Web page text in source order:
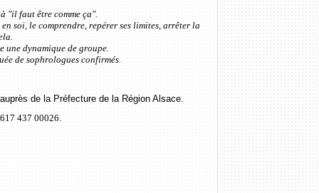
"il faut être comme ça".
soi, le comprendre, repérer ses limites, arrêter la
une dynamique de groupe.
de sophrologues confirmés.
de la Préfecture de la Région Alsace.
437 00026.